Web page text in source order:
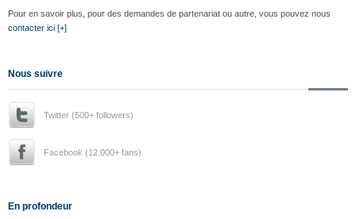
Pour en savoir plus, pour des demandes de partenariat ou autre, vous pouvez nous
contacter ici [+]
Nous suivre
Twitter (500+ followers)
Facebook (12.000+ fans)
En profondeur